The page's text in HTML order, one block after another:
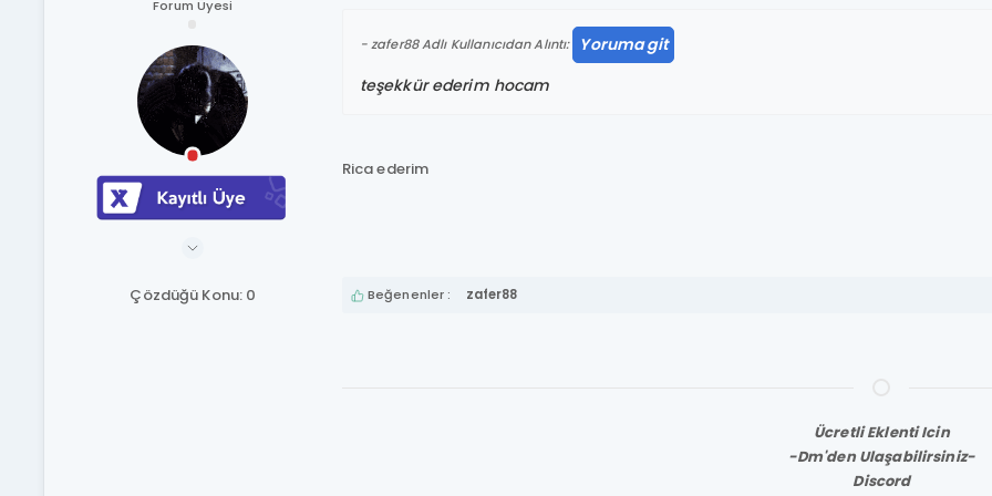
Forum Üyesi
Çözdüğü Konu: 0
zafer88 Adlı Kullanıcıdan Alıntı:
Yoruma git
teşekkür ederim hocam
Rica ederim
Beğenenler : zafer88
Ücretli Eklenti Icin
-Dm'den Ulaşabilirsiniz-
Discord